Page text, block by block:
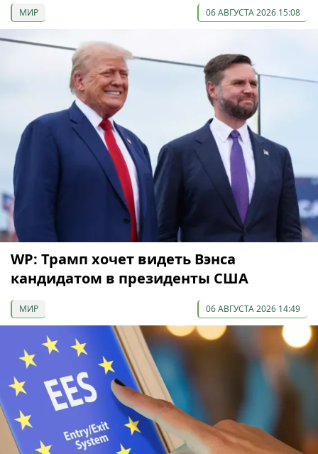
МИР 06 АВГУСТА 2026 15:08
WP: Трамп хочет видеть Вэнса
кандидатом в президенты США
МИР 06 АВГУСТА 2026 14:49